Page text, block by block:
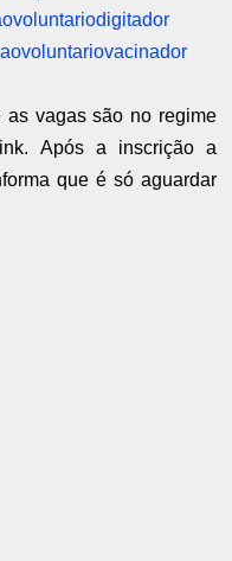
as vagas são no regime
Após a inscrição a
que é só aguardar